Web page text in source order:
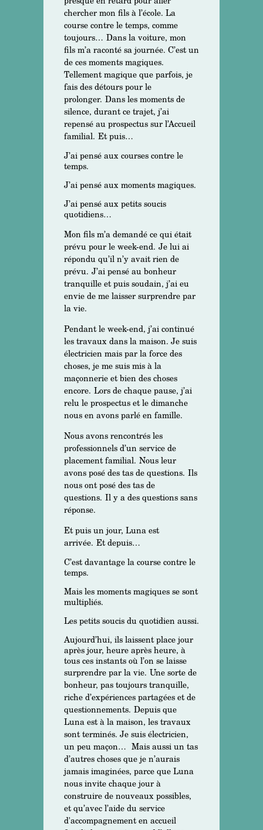
chercher mon fils à l’école. La
course contre le temps, comme
toujours… Dans la voiture, mon
fils m’a raconté sa journée. C’est un
de ces moments magiques.
Tellement magique que parfois, je
fais des détours pour le
prolonger. Dans les moments de
silence, durant ce trajet, j’ai
repensé au prospectus sur l’Accueil
familial. Et puis…
J’ai pensé aux courses contre le
temps.
J’ai pensé aux moments magiques.
J’ai pensé aux petits soucis
quotidiens…
Mon fils m’a demandé ce qui était
prévu pour le week-end. Je lui ai
répondu qu’il n’y avait rien de
prévu. J’ai pensé au bonheur
tranquille et puis soudain, j’ai eu
envie de me laisser surprendre par
la vie.
Pendant le week-end, j’ai continué
les travaux dans la maison. Je suis
électricien mais par la force des
choses, je me suis mis à la
maçonnerie et bien des choses
encore. Lors de chaque pause, j’ai
relu le prospectus et le dimanche
nous en avons parlé en famille.
Nous avons rencontrés les
professionnels d’un service de
placement familial. Nous leur
avons posé des tas de questions. Ils
nous ont posé des tas de
questions. Il y a des questions sans
réponse.
Et puis un jour, Luna est
arrivée. Et depuis…
C’est davantage la course contre le
temps.
Mais les moments magiques se sont
multipliés.
Les petits soucis du quotidien aussi.
Aujourd’hui, ils laissent place jour
après jour, heure après heure, à
tous ces instants où l’on se laisse
surprendre par la vie. Une sorte de
bonheur, pas toujours tranquille,
riche d’expériences partagées et de
questionnements. Depuis que
Luna est à la maison, les travaux
sont terminés. Je suis électricien,
un peu maçon… Mais aussi un tas
d’autres choses que je n’aurais
jamais imaginées, parce que Luna
nous invite chaque jour à
construire de nouveaux possibles,
et qu’avec l’aide du service
d'accompagnement en accueil